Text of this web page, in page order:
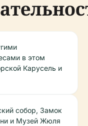
в этом
Карусель и
собор, Замок
и Музей Жюля